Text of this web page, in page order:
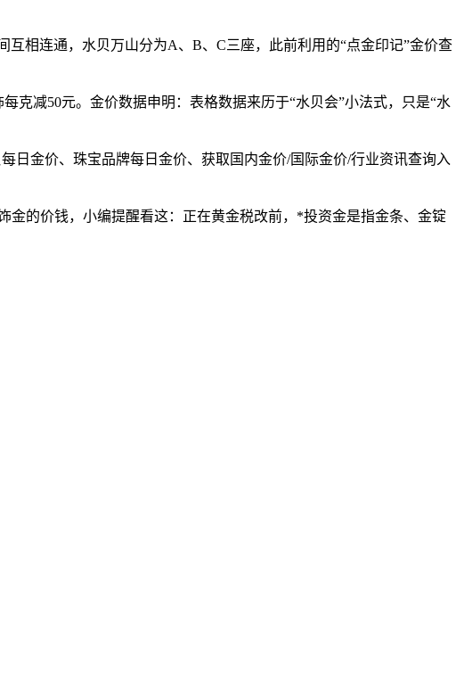
相连通，水贝万山分为A、B、C三座，此前利用的“点金印记”金价查
减50元。金价数据申明：表格数据来历于“水贝会”小法式，只是“水
金价、珠宝品牌每日金价、获取国内金价/国际金价/行业资讯查询入
的价钱，小编提醒看这：正在黄金税改前，*投资金是指金条、金锭